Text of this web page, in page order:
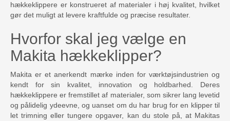
hækkeklippere er konstrueret af materialer i høj kvalitet, hvilket
gør det muligt at levere kraftfulde og præcise resultater.
Hvorfor skal jeg vælge en
Makita hækkeklipper?
Makita er et anerkendt mærke inden for værktøjsindustrien og
kendt for sin kvalitet, innovation og holdbarhed. Deres
hækkeklippere er fremstillet af materialer, som sikrer lang levetid
og pålidelig ydeevne, og uanset om du har brug for en klipper til
let trimning eller tungere opgaver, kan du stole på, at Makitas